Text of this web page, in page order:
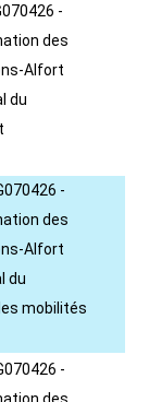
-
des
Alfort
du
-
des
Alfort
du
mobilités
-